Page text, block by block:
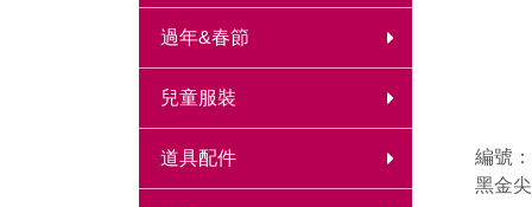
過年&春節
兒童服裝
道具配件
編號
黑金